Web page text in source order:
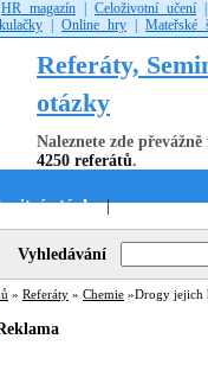
HR magazín Celoživotní učení
Online hry Mateřské
Referáty,
otázky
Naleznete zde
4250 referátů.
otázky|
Vyhledávání
» Referáty » Chemie »Drogy jejich